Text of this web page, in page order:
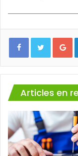
FacebookTwitter
Articles en